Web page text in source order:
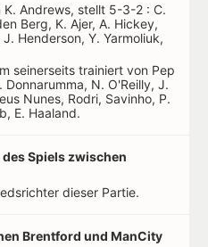
K. Andrews, stellt 5-3-2 : C.
Berg, K. Ajer, A. Hickey,
Henderson, Y. Yarmoliuk,
seinerseits trainiert von Pep
N. O'Reilly, J.
Nunes, Rodri, Savinho, P.
E. Haaland.
Spiels zwischen
dieser Partie.
Brentford und ManCity